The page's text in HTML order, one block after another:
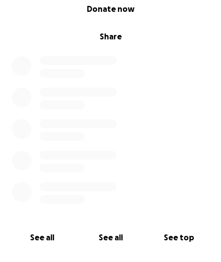
Share
Donate now
See all See all See top